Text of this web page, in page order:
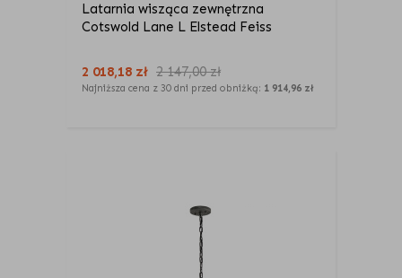
Latarnia wisząca zewnętrzna
Cotswold Lane L Elstead Feiss
2 018,18 zł 2 147,00zł
Najniższa cena z 30 dni przed obniżką: 1 914,96 zł